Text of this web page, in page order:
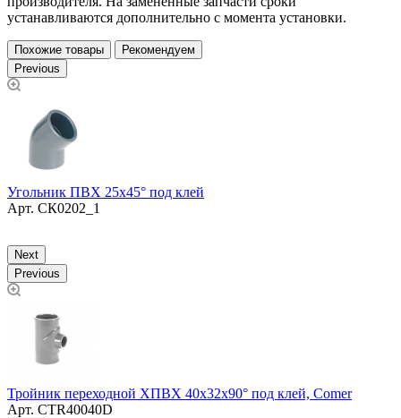
устанавливаются дополнительно с момента установки.
Похожие товары
Рекомендуем
Previous
Угольник ПВХ 25х45° под клей
Арт. СК0202_1
Next
Previous
Тройник переходной ХПВХ 40х32х90° под клей, Comer
Арт. CTR40040D